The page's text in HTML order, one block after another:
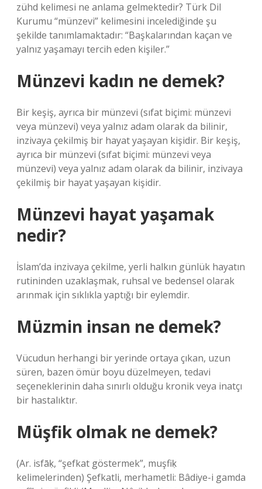
zühd kelimesi ne anlama gelmektedir? Türk Dil
Kurumu “münzevi” kelimesini incelediğinde şu
şekilde tanımlamaktadır: “Başkalarından kaçan ve
yalnız yaşamayı tercih eden kişiler.”
Münzevi kadın ne demek?
Bir keşiş, ayrıca bir münzevi (sıfat biçimi: münzevi
veya münzevi) veya yalnız adam olarak da bilinir,
inzivaya çekilmiş bir hayat yaşayan kişidir. Bir keşiş,
ayrıca bir münzevi (sıfat biçimi: münzevi veya
münzevi) veya yalnız adam olarak da bilinir, inzivaya
çekilmiş bir hayat yaşayan kişidir.
Münzevi hayat yaşamak
nedir?
İslam’da inzivaya çekilme, yerli halkın günlük hayatın
rutininden uzaklaşmak, ruhsal ve bedensel olarak
arınmak için sıklıkla yaptığı bir eylemdir.
Müzmin insan ne demek?
Vücudun herhangi bir yerinde ortaya çıkan, uzun
süren, bazen ömür boyu düzelmeyen, tedavi
seçeneklerinin daha sınırlı olduğu kronik veya inatçı
bir hastalıktır.
Müşfik olmak ne demek?
(Ar. isfāḳ, “şefkat göstermek”, muşfiḳ
kelimelerinden) Şefkatli, merhametli: Bâdiye-i gamda